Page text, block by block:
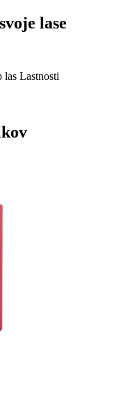
lase
las Lastnosti